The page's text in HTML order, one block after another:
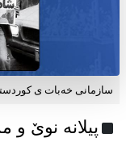
سازمانی خەبات ی
پیلانە نوێ